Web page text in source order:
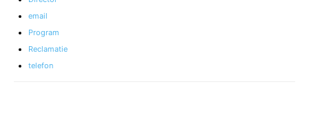
email
Program
Reclamatie
telefon